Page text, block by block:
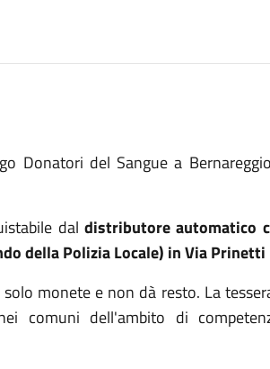
Donatori del Sangue a
daldistributore automatico
della Polizia Locale) in Via Prinetti
monete e non dà resto. La
comuni dell'ambito di